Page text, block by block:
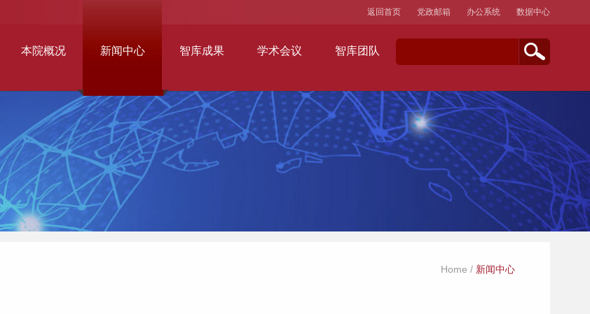
本院概况 新闻中心 智库成果 学术会议 智库团队
返回首页 党政邮箱 办公系统 数据中心
Home / 新闻中心